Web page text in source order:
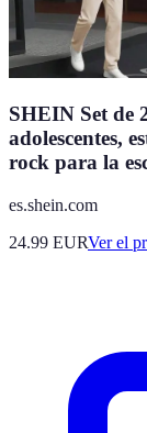
SHEIN Set de
adolescentes,
rock para la
es.shein.com
24.99 EURVer el